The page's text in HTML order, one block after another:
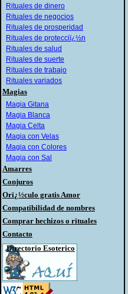
Rituales de dinero
Rituales de negocios
Rituales de prosperidad
Rituales de protecciï¿½n
Rituales de salud
Rituales de suerte
Rituales de trabajo
Rituales variados
Magias
Magia Gitana
Magia Blanca
Magia Celta
Magia con Velas
Magia con Colores
Magia con Sal
Amarres
Conjuros
Orï¿½culo gratis Amor
Compatibilidad de nombres
Comprar hechizos o rituales
Contacto
Directorio Esoterico